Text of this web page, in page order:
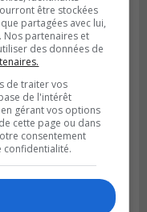
à Saint-
être stockées
partagées avec lui,
Nos partenaires et
des données de
de traiter vos
de l'intérêt
gérant vos options
cette page ou dans
consentement
confidentialité.